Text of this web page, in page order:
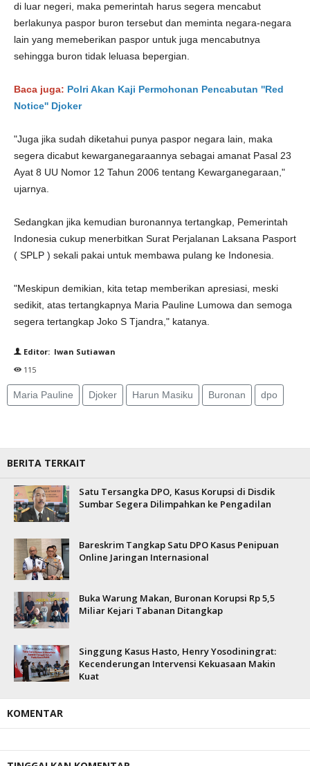
di luar negeri, maka pemerintah harus segera mencabut
berlakunya paspor buron tersebut dan meminta negara-negara
lain yang memeberikan paspor untuk juga mencabutnya
sehingga buron tidak leluasa bepergian.
Baca juga: Polri Akan Kaji Permohonan Pencabutan ''Red
Notice'' Djoker
"Juga jika sudah diketahui punya paspor negara lain, maka
segera dicabut kewarganegaraannya sebagai amanat Pasal 23
Ayat 8 UU Nomor 12 Tahun 2006 tentang Kewarganegaraan,"
ujarnya.
Sedangkan jika kemudian buronannya tertangkap, Pemerintah
Indonesia cukup menerbitkan Surat Perjalanan Laksana Pasport
( SPLP ) sekali pakai untuk membawa pulang ke Indonesia.
"Meskipun demikian, kita tetap memberikan apresiasi, meski
sedikit, atas tertangkapnya Maria Pauline Lumowa dan semoga
segera tertangkap Joko S Tjandra," katanya.
Editor: Iwan Sutiawan
115
Maria Pauline Djoker Harun Masiku Buronan dpo
BERITA TERKAIT
Satu Tersangka DPO, Kasus Korupsi di Disdik
Sumbar Segera Dilimpahkan ke Pengadilan
Bareskrim Tangkap Satu DPO Kasus Penipuan
Online Jaringan Internasional
Buka Warung Makan, Buronan Korupsi Rp 5,5
Miliar Kejari Tabanan Ditangkap
Singgung Kasus Hasto, Henry Yosodiningrat:
Kecenderungan Intervensi Kekuasaan Makin
Kuat
KOMENTAR